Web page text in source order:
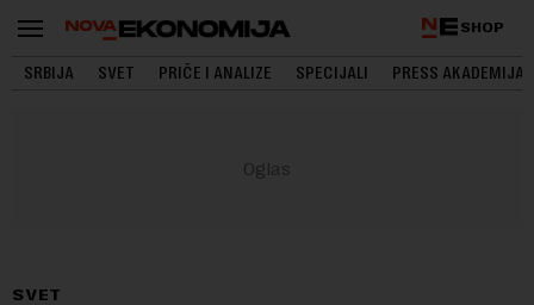
SHOP
SRBIJA SVET PRIČE I ANALIZE SPECIJALI PRESS AKADEMIJA
SVET